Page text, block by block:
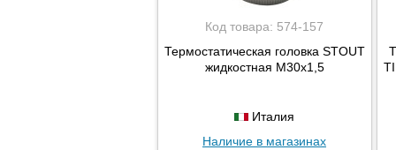
Код товара: 574-157
Термостатическая головка STOUT
жидкостная M30x1,5
Италия
Наличие в магазинах